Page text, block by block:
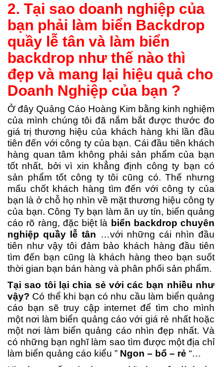
2. Tại sao doanh nghiệp của
bạn phải làm biển Backdrop
quầy lễ tân và làm biển
backdrop như thế nào thì
đẹp và mang lại hiệu quả cho
Doanh Nghiệp của bạn ?
Ở đây Quảng Cáo Hoàng Kim bằng kinh nghiệm
của mình chúng tôi đã nắm bắt được thước đo
giá trị thương hiệu của khách hàng khi lần đầu
tiên đến với công ty của bạn. Cái đầu tiên khách
hàng quan tâm không phải sản phẩm của bạn
tốt nhất, bởi vì xin khẳng định công ty bạn có
sản phẩm tốt công ty tôi cũng có. Thế nhưng
mấu chốt khách hàng tìm đến với công ty của
bạn là ở chỗ họ nhìn về mặt thương hiệu công ty
của bạn. Công Ty bạn làm ăn uy tín, biển quảng
cáo rõ ràng, đặc biệt là biển backdrop chuyên
nghiệp quầy lễ tân …với những cái nhìn đầu
tiên như vậy tôi đảm bảo khách hàng đầu tiên
tìm đến bạn cũng là khách hàng theo bạn suốt
thời gian bạn bán hàng và phân phối sản phẩm.
Tại sao tôi lại chia sẻ với các bạn nhiều như
vậy? Có thể khi bạn có nhu cầu làm biển quảng
cáo bạn sẽ truy cập internet để tìm cho mình
một nơi làm biển quảng cáo với giá rẻ nhất hoặc
một nơi làm biển quảng cáo nhìn đẹp nhất. Và
có những bạn nghĩ làm sao tìm được một địa chỉ
làm biển quảng cáo kiểu ” Ngon – bổ – rẻ “…